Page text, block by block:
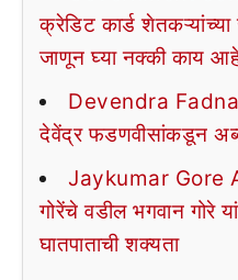
क्रेडिट कार्ड
जाणून घ्या नक्की काय
Devendra
देवेंद्र फडणवीसांकडून
Jaykumar Gore
गोरेंचे वडील भगवान गोरे
घातपाताची शक्यता